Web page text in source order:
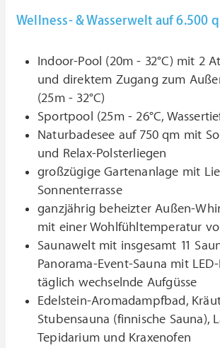
Wellness- & Wasserwelt auf 6.500
Indoor-Pool (20m - 32°C) mit 2
und direktem Zugang zum
(25m - 32°C)
Sportpool (25m - 26°C,
Naturbadesee auf 750 qm mit
und Relax-Polsterliegen
großzügige Gartenanlage mit
Sonnenterrasse
ganzjährig beheizter Außen-
mit einer Wohlfühltemperatur
Saunawelt mit insgesamt 11
Panorama-Event-Sauna mit
täglich wechselnde Aufgüsse
Edelstein-Aromadampfbad,
Stubensauna (finnische Sauna),
Tepidarium und